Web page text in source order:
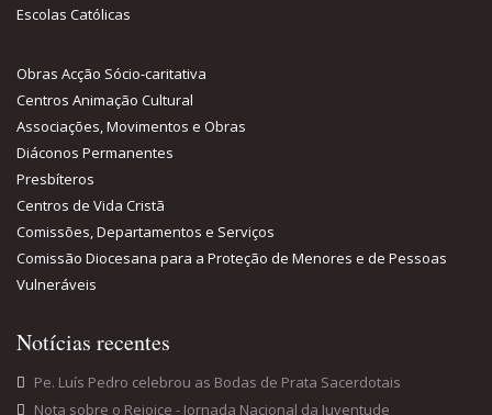
Escolas Católicas
Obras Acção Sócio-caritativa
Centros Animação Cultural
Associações, Movimentos e Obras
Diáconos Permanentes
Presbíteros
Centros de Vida Cristã
Comissões, Departamentos e Serviços
Comissão Diocesana para a Proteção de Menores e de Pessoas
Vulneráveis
Notícias recentes
Pe. Luís Pedro celebrou as Bodas de Prata Sacerdotais
Nota sobre o Rejoice - Jornada Nacional da Juventude